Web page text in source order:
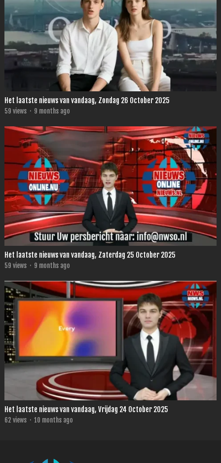
Het laatste nieuws van vandaag, Zondag 26 October 2025
59 views · 9 months ago
Het laatste nieuws van vandaag, Zaterdag 25 October 2025
59 views · 9 months ago
Het laatste nieuws van vandaag, Vrijdag 24 October 2025
62 views · 10 months ago